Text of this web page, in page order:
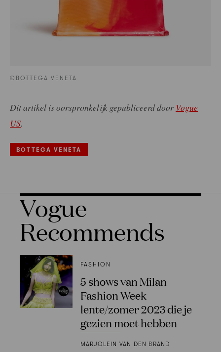
©BOTTEGA VENETA
Dit artikel is oorspronkelijk gepubliceerd door Vogue
US.
BOTTEGA VENETA
Vogue
Recommends
FASHION
5 shows van Milan
Fashion Week
lente/zomer 2023 die je
gezien moet hebben
MARJOLEIN VAN DEN BRAND